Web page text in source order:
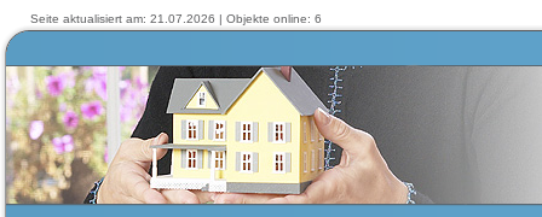
Seite aktualisiert am: 21.07.2026 | Objekte online: 6